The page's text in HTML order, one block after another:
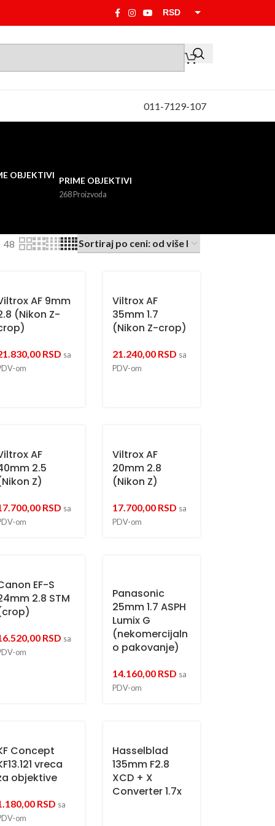
RSD
011-7129-107
PRIME OBJEKTIVI
268 Proizvoda
48
AF 9mm
(Nikon Z-
RSD sa
om
Viltrox AF
35mm 1.7
(Nikon Z-crop)
21.240,00 RSD sa
PDV-om
AF
2.5
Z)
RSD sa
om
Viltrox AF
20mm 2.8
(Nikon Z)
17.700,00 RSD sa
PDV-om
EF-S
2.8 STM
RSD sa
om
Panasonic
25mm 1.7 ASPH
Lumix G
(nekomercijaln
o pakovanje)
14.160,00 RSD sa
PDV-om
Concept
vreca
objektive
RSD sa
om
Hasselblad
135mm F2.8
XCD + X
Converter 1.7x